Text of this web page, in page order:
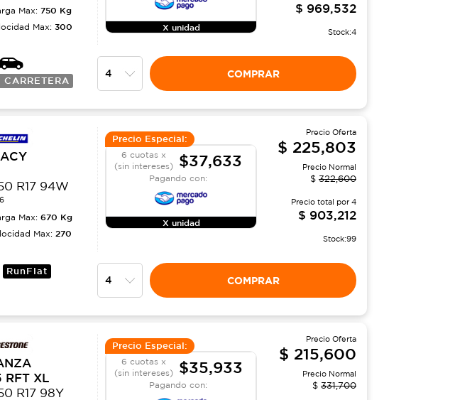
Max: 750 Kg
Max: 300
X unidad
$ 969,532
Stock:4
COMPRAR
R17 94W
Max: 670 Kg
Max: 270
RunFlat
Precio Especial:
6 cuotas x
(sin intereses)
$37,633
Pagando con:
X unidad
Precio Oferta
$ 225,803
Precio Normal
$ 322,600
Precio total por4
$ 903,212
Stock:99
COMPRAR
XL
R17 98Y
Precio Especial:
6 cuotas x
(sin intereses)
$35,933
Pagando con:
Precio Oferta
$ 215,600
Precio Normal
$ 331,700